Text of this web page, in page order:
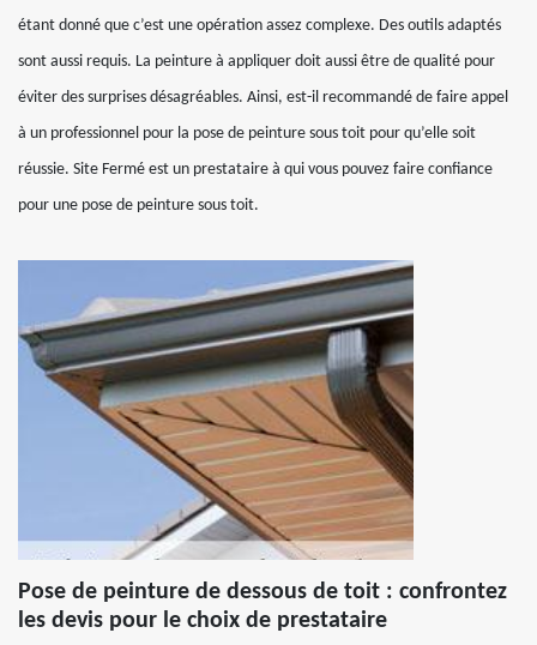
étant donné que c’est une opération assez complexe. Des outils adaptés
sont aussi requis. La peinture à appliquer doit aussi être de qualité pour
éviter des surprises désagréables. Ainsi, est-il recommandé de faire appel
à un professionnel pour la pose de peinture sous toit pour qu’elle soit
réussie. Site Fermé est un prestataire à qui vous pouvez faire confiance
pour une pose de peinture sous toit.
Pose de peinture de dessous de toit : confrontez
les devis pour le choix de prestataire